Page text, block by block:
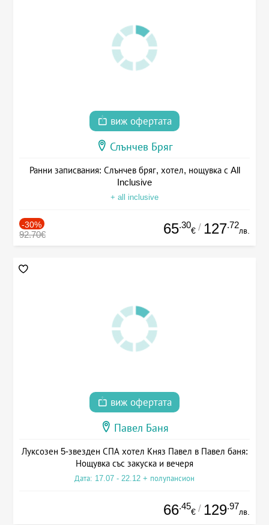
виж офертата
Слънчев Бряг
Ранни записвания: Слънчев бряг, хотел, нощувка с All
Inclusive
+ all inclusive
-30%
92.70€ 65.30
€ / 127.72
лв.
виж офертата
Павел Баня
Луксозен 5-звезден СПА хотел Княз Павел в Павел баня:
Нощувка със закуска и вечеря
Дата: 17.07 - 22.12 + полупансион
66.45
€ / 129.97
лв.